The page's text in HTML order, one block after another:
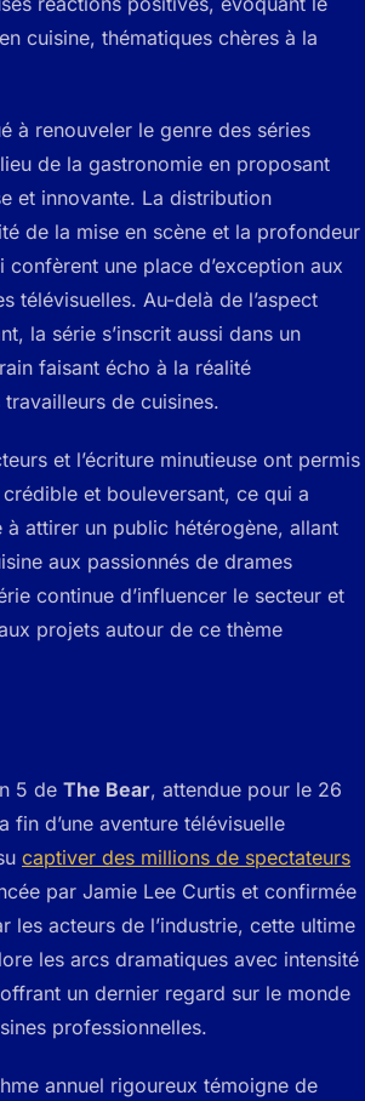
cuisine, thématiques chères à la
à renouveler le genre des séries
de la gastronomie en proposant
et innovante. La distribution
de la mise en scène et la profondeur
confèrent une place d’exception aux
télévisuelles. Au-delà de l’aspect
la série s’inscrit aussi dans un
faisant écho à la réalité
de cuisines.
et l’écriture minutieuse ont permis
et bouleversant, ce qui a
attirer un public hétérogène, allant
aux passionnés de drames
continue d’influencer le secteur et
projets autour de ce thème
5 de The Bear, attendue pour le 26
fin d’une aventure télévisuelle
captiver des millions de spectateurs
par Jamie Lee Curtis et confirmée
les acteurs de l’industrie, cette ultime
les arcs dramatiques avec intensité
un dernier regard sur le monde
professionnelles.
annuel rigoureux témoigne de